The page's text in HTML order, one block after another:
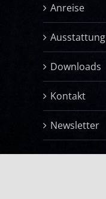
Anreise
Ausstattung
Downloads
Kontakt
Newsletter